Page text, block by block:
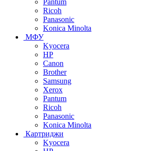
Pantum
Ricoh
Panasonic
Konica Minolta
МФУ
Kyocera
HP
Canon
Brother
Samsung
Xerox
Pantum
Ricoh
Panasonic
Konica Minolta
Картриджи
Kyocera